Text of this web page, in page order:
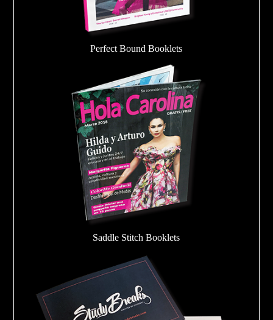
Perfect Bound Booklets
Saddle Stitch Booklets